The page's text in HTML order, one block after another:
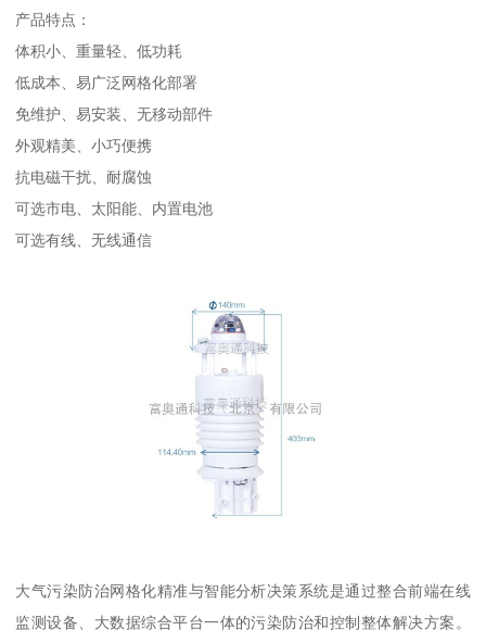
产品特点：
体积小、重量轻、低功耗
低成本、易广泛网格化部署
免维护、易安装、无移动部件
外观精美、小巧便携
抗电磁干扰、耐腐蚀
可选市电、太阳能、内置电池
可选有线、无线通信
大气污染防治网格化精准与智能分析决策系统是通过整合前端在线
监测设备、大数据综合平台一体的污染防治和控制整体解决方案。